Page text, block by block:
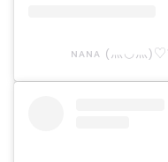
ɴᴀɴᴀ (⺣◡⺣